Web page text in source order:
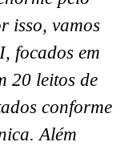
isso, vamos
focados em
20 leitos de
conforme
Além